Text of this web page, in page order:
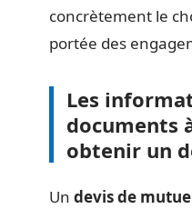
concrètement le
portée des
Les
documents
obtenir un
Un devis de